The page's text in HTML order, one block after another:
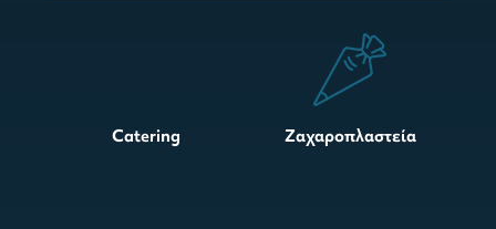
Catering Ζαχαροπλαστεία